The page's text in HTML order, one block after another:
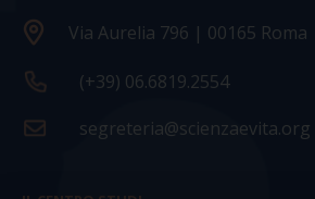
Via Aurelia 796 | 00165 Roma
(+39) 06.6819.2554
segreteria@scienzaevita.org